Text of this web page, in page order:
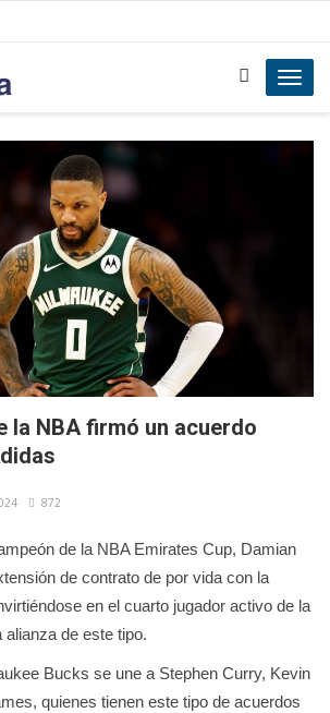
la NBA firmó un acuerdo
872
de la NBA Emirates Cup, Damian
de contrato de por vida con la
en el cuarto jugador activo de la
alianza de este tipo.
Bucks se une a Stephen Curry, Kevin
quienes tienen este tipo de acuerdos